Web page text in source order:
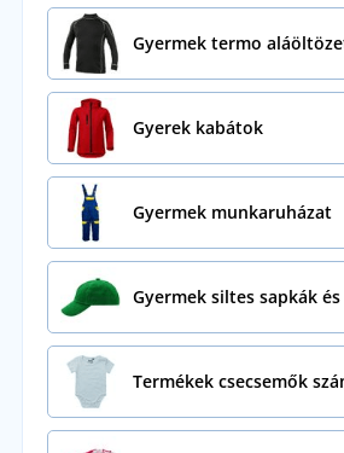
Gyermek termo
Gyerek kabátok
Gyermek munkaruházat
Gyermek siltes sapkák
Termékek csecsemők